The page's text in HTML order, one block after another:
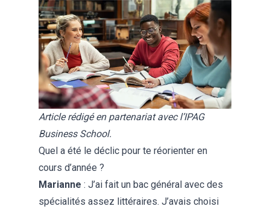
Article rédigé en partenariat avec l’IPAG
Business School.
Quel a été le déclic pour te réorienter en
cours d’année ?
Marianne : J’ai fait un bac général avec des
spécialités assez littéraires. J’avais choisi